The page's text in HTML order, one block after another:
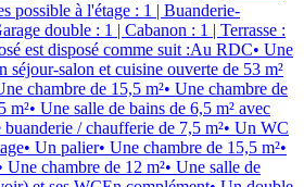
possible à l'étage : 1 | Buanderie-
double : 1 | Cabanon : 1 | Terrasse :
est disposé comme suit :Au RDC• Une
séjour-salon et cuisine ouverte de 53 m²
chambre de 15,5 m²• Une chambre de
m²• Une salle de bains de 6,5 m² avec
/ chaufferie de 7,5 m²• Un WC
Un palier• Une chambre de 15,5 m²•
Une chambre de 12 m²• Une salle de